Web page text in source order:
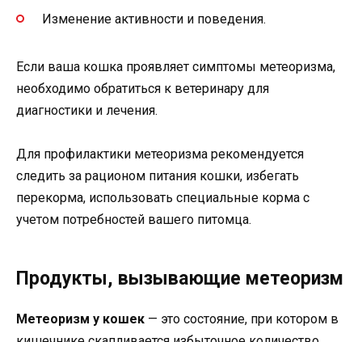
Изменение активности и поведения.
Если ваша кошка проявляет симптомы метеоризма,
необходимо обратиться к ветеринару для
диагностики и лечения.
Для профилактики метеоризма рекомендуется
следить за рационом питания кошки, избегать
перекорма, использовать специальные корма с
учетом потребностей вашего питомца.
Продукты, вызывающие метеоризм
Метеоризм у кошек — это состояние, при котором в